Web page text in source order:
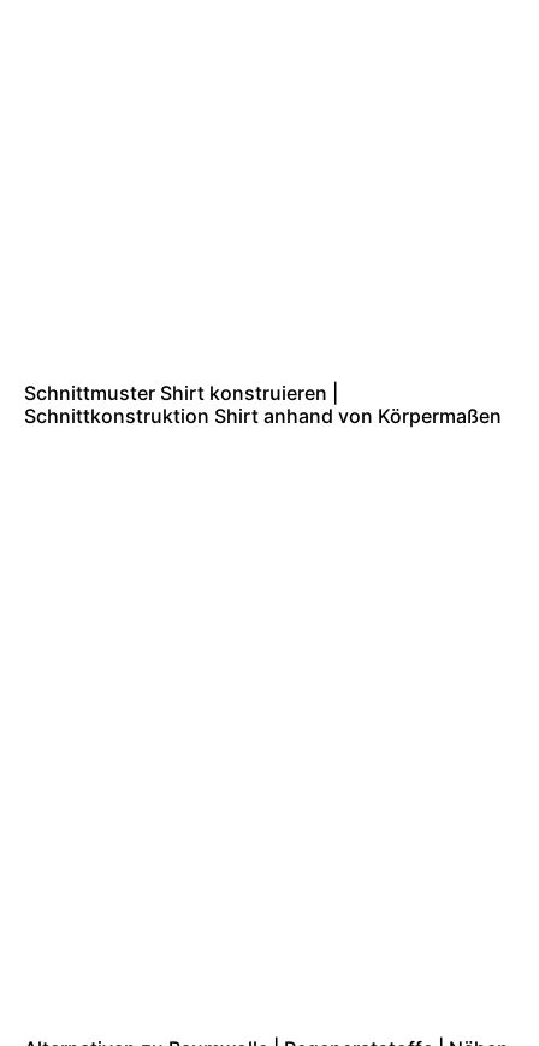
Schnittmuster Shirt konstruieren |
Schnittkonstruktion Shirt anhand von Körpermaßen